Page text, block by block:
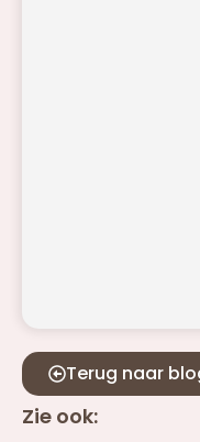
Terug naar
Zie ook: